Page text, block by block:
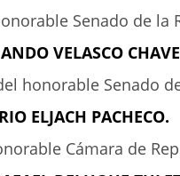
Senado de la
VELASCO
honorable Senado
ELJACH PACHECO.
Cámara de